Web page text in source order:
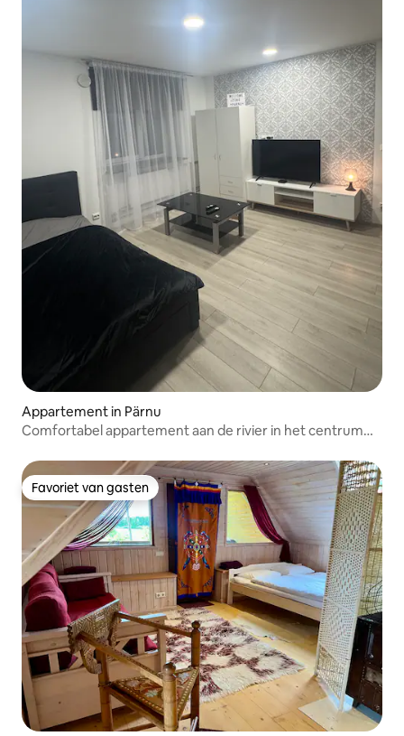
Appartement in Pärnu
Comfortabel appartement aan de rivier in het centrum
Favoriet van gasten
Favoriet van gasten